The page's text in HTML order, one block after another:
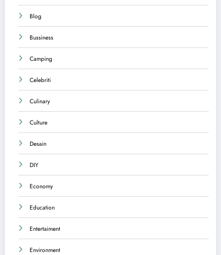
Blog
Bussiness
Camping
Celebriti
Culinary
Culture
Desain
DIY
Economy
Education
Entertaiment
Environment